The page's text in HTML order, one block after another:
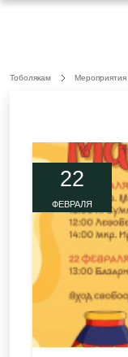
Тоболякам Мероприятия
22
ФЕВРАЛЯ